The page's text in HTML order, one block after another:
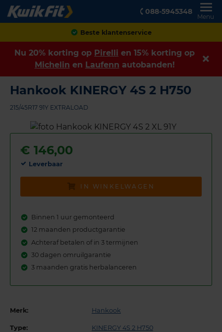
088-5945348
Menu
Achteraf betalen
Nu 20% korting op Pirelli en 15% korting op
Michelin en Laufenn autobanden!
Hankook KINERGY 4S 2 H750
215/45R17 91Y EXTRALOAD
€ 146,00
Leverbaar
IN WINKELWAGEN
Binnen 1 uur gemonteerd
12 maanden productgarantie
Achteraf betalen of in 3 termijnen
30 dagen omruilgarantie
3 maanden gratis herbalanceren
Merk: Hankook
Type: KINERGY 4S 2 H750